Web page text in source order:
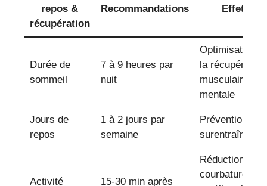
repos &
récupération
Recommandations Effets
Durée de
sommeil
7 à 9 heures par
nuit
Optimisation
la récupération
musculaire et
mentale
Jours de
repos
1 à 2 jours par
semaine
Prévention du
Activité
15-30 min après
Réduction des
courbatures,